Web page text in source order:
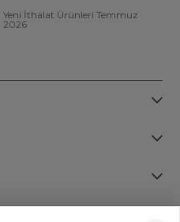
Yeni İthalat Ürünleri Temmuz
2026